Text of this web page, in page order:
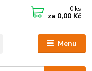
Menu
0 ks
za 0,00 Kč